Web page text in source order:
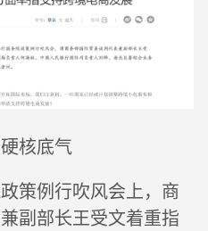
核底气
策例行吹风会上，商
副部长王受文着重指